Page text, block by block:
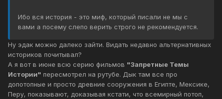
Ибо вся история - это миф, который писали не мы с
вами а посему слепо верить строго не рекомендуется.
Ну эдак можно далеко зайти. Видать недавно альтернативных
историков почитывал?
А я вот в июне всю серию фильмов "Запретные Темы
Истории" пересмотрел на рутубе. Дык там все про
допотопные и просто древние сооружения в Египте, Мексике,
Перу, показывают, доказывая кстати, что всемирный потоп,